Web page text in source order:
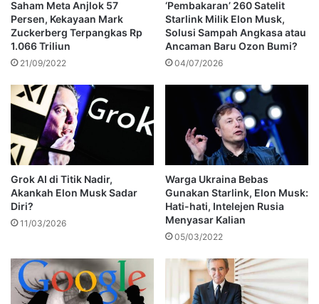
Saham Meta Anjlok 57
Persen, Kekayaan Mark
Zuckerberg Terpangkas Rp
1.066 Triliun
21/09/2022
‘Pembakaran’ 260 Satelit
Starlink Milik Elon Musk,
Solusi Sampah Angkasa atau
Ancaman Baru Ozon Bumi?
04/07/2026
Grok AI di Titik Nadir,
Akankah Elon Musk Sadar
Diri?
11/03/2026
Warga Ukraina Bebas
Gunakan Starlink, Elon Musk:
Hati-hati, Intelejen Rusia
Menyasar Kalian
05/03/2022